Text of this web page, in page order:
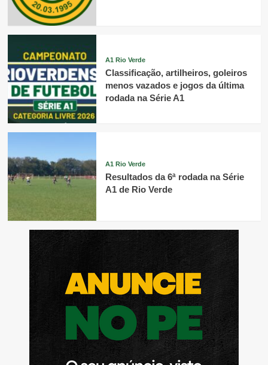
A1 Rio Verde
Classificação, artilheiros, goleiros
menos vazados e jogos da última
rodada na Série A1
A1 Rio Verde
Resultados da 6ª rodada na Série
A1 de Rio Verde